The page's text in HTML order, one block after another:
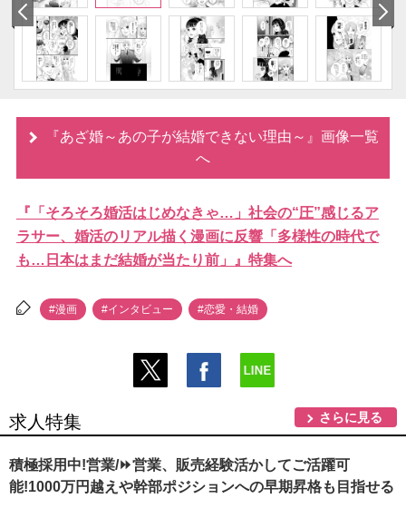
『あざ婚～あの子が結婚できない理由～』画像一覧
へ
『「そろそろ婚活はじめなきゃ…」社会の“圧”感じるア
ラサー、婚活のリアル描く漫画に反響「多様性の時代で
も…日本はまだ結婚が当たり前」』特集へ
#漫画 #インタビュー #恋愛・結婚
求人特集 さらに見る
積極採用中!営業/⏩️営業、販売経験活かしてご活躍可
能!1000万円越えや幹部ポジションへの早期昇格も目指せる